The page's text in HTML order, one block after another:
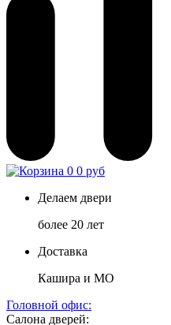
0 0 руб
Делаем двери
более 20 лет
Доставка
Кашира и МО
Головной офис:
Салона дверей: